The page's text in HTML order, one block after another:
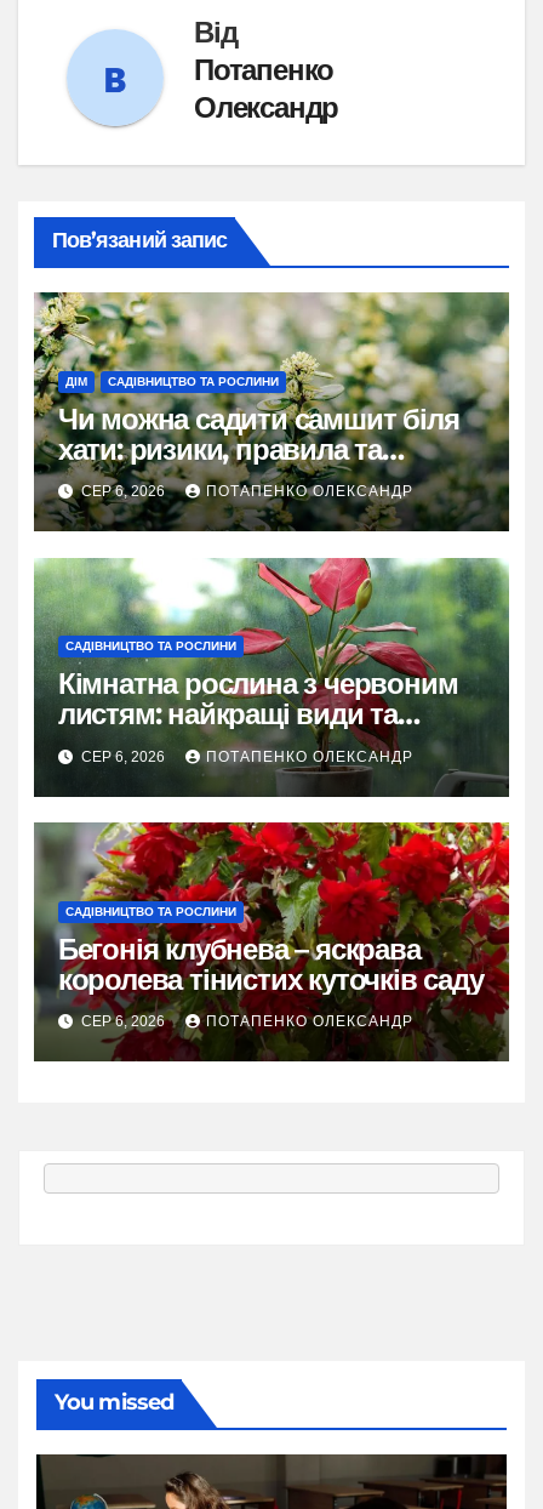
Від
Потапенко
Олександр
Пов’язаний запис
ДІМ САДІВНИЦТВО ТА РОСЛИНИ
Чи можна садити самшит біля
хати: ризики, правила та
практичні рішення
СЕР 6, 2026 ПОТАПЕНКО ОЛЕКСАНДР
САДІВНИЦТВО ТА РОСЛИНИ
Кімнатна рослина з червоним
листям: найкращі види та
секрети догляду
СЕР 6, 2026 ПОТАПЕНКО ОЛЕКСАНДР
САДІВНИЦТВО ТА РОСЛИНИ
Бегонія клубнева – яскрава
королева тінистих куточків саду
СЕР 6, 2026 ПОТАПЕНКО ОЛЕКСАНДР
You missed